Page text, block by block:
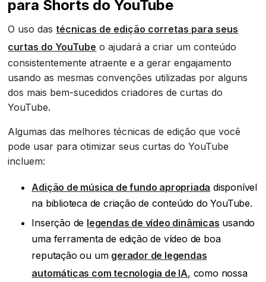
para Shorts do YouTube
O uso das técnicas de edição corretas para seus
curtas do YouTube o ajudará a criar um conteúdo
consistentemente atraente e a gerar engajamento
usando as mesmas convenções utilizadas por alguns
dos mais bem-sucedidos criadores de curtas do
YouTube.
Algumas das melhores técnicas de edição que você
pode usar para otimizar seus curtas do YouTube
incluem:
Adição de música de fundo apropriada disponível
na biblioteca de criação de conteúdo do YouTube.
Inserção de legendas de vídeo dinâmicas usando
uma ferramenta de edição de vídeo de boa
reputação ou um gerador de legendas
automáticas com tecnologia de IA, como nossa